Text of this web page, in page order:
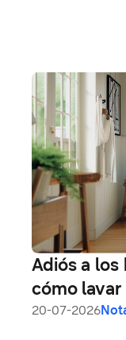
Adiós a los
cómo
20-07-2026